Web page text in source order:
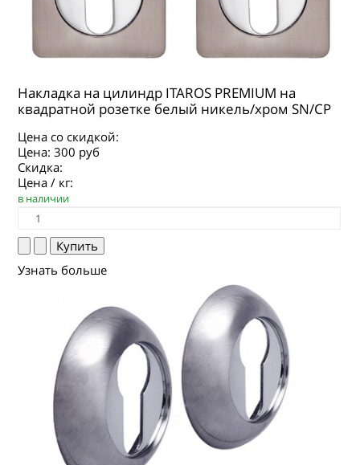
Накладка на цилиндр ITAROS PREMIUM на
квадратной розетке белый никель/хром SN/CP
Цена со скидкой:
Цена:300 руб
Скидка:
Цена / кг:
в наличии
Узнать больше